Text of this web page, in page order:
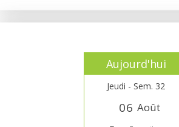
Aujourd'hui
Jeudi - Sem. 32
06 Août